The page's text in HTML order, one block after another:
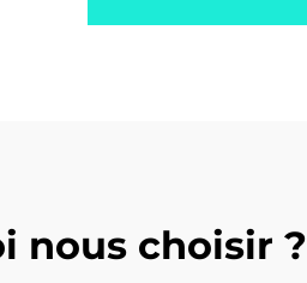
nous choisir ?